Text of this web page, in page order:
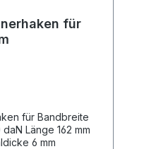
für
für Bandbreite